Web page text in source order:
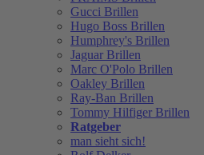
Gucci Brillen
Hugo Boss Brillen
Humphrey's Brillen
Jaguar Brillen
Marc O'Polo Brillen
Oakley Brillen
Ray-Ban Brillen
Tommy Hilfiger Brillen
Ratgeber
man sieht sich!